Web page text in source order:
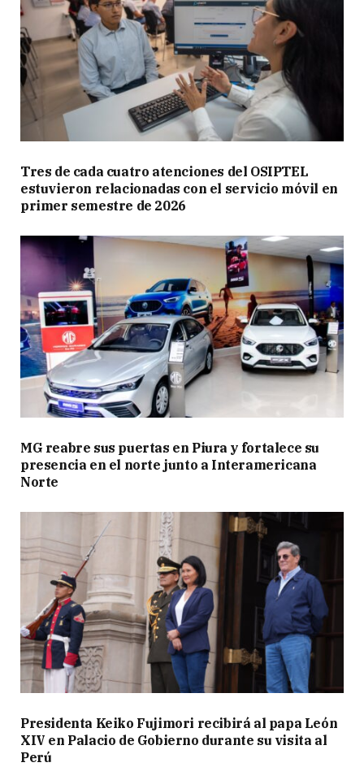
Tres de cada cuatro atenciones del OSIPTEL
estuvieron relacionadas con el servicio móvil en
primer semestre de 2026
MG reabre sus puertas en Piura y fortalece su
presencia en el norte junto a Interamericana
Norte
Presidenta Keiko Fujimori recibirá al papa León
XIV en Palacio de Gobierno durante su visita al
Perú